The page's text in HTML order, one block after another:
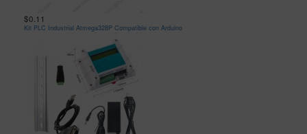
$0.11
Kit PLC Industrial Atmega328P Compatible con Arduino